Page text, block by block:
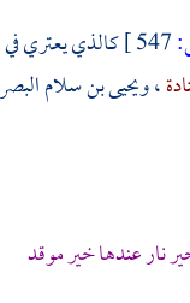
كالذي يعتري
،ويحيى بن سلام
نار عندها خير موقد